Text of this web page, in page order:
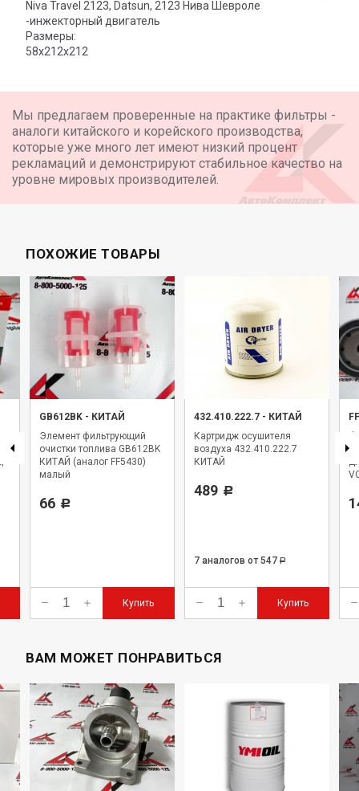
Niva Travel 2123, Datsun, 2123 Нива Шевроле
-инжекторный двигатель
Размеры:
58х212х212
Мы предлагаем проверенные на практике фильтры -
аналоги китайского и корейского производства,
которые уже много лет имеют низкий процент
рекламаций и демонстрируют стабильное качество на
уровне мировых производителей.
ПОХОЖИЕ ТОВАРЫ
GB612BK - КИТАЙ
Элемент фильтрующий
очистки топлива GB612BK
КИТАЙ (аналог FF5430)
малый
66 Р
Купить
432.410.222.7 - КИТАЙ
Картридж осушителя
воздуха 432.410.222.7
КИТАЙ
489 Р
7 аналогов от 547 Р
Купить
ВАМ МОЖЕТ ПОНРАВИТЬСЯ